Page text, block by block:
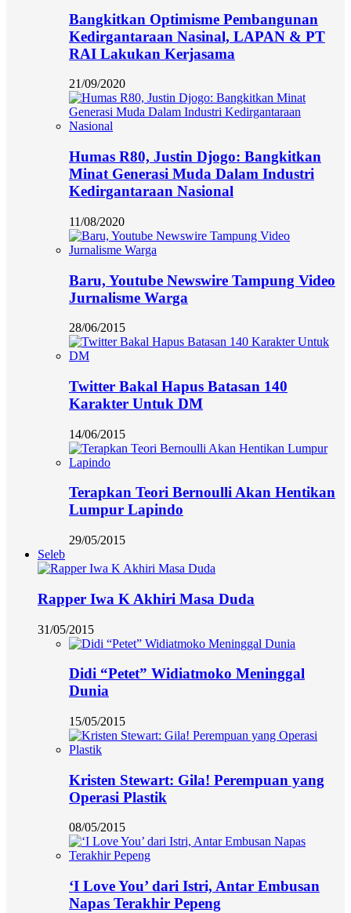
Bangkitkan Optimisme Pembangunan
Kedirgantaraan Nasinal, LAPAN & PT
RAI Lakukan Kerjasama
21/09/2020
Humas R80, Justin Djogo: Bangkitkan
Minat Generasi Muda Dalam Industri
Kedirgantaraan Nasional
11/08/2020
Baru, Youtube Newswire Tampung Video
Jurnalisme Warga
28/06/2015
Twitter Bakal Hapus Batasan 140
Karakter Untuk DM
14/06/2015
Terapkan Teori Bernoulli Akan Hentikan
Lumpur Lapindo
29/05/2015
Seleb
Rapper Iwa K Akhiri Masa Duda
31/05/2015
Didi “Petet” Widiatmoko Meninggal
Dunia
15/05/2015
Kristen Stewart: Gila! Perempuan yang
Operasi Plastik
08/05/2015
‘I Love You’ dari Istri, Antar Embusan
Napas Terakhir Pepeng